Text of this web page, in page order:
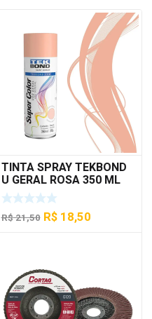
TINTA SPRAY TEKBOND
U GERAL ROSA 350 ML
R$21,50 O
era:
R$ 21,50.
R$18,50O
R$ 18,50.